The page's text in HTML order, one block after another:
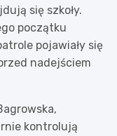
się szkoły.
początku
pojawiały się
nadejściem
kontrolują